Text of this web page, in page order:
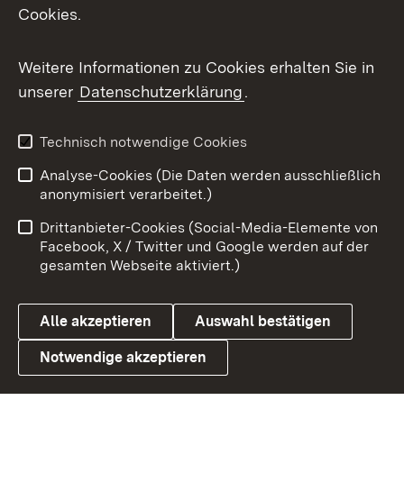
Messenger
Social Wall
X / Twitter
Youtube
Link zum Landesportal
Benutzungshinweise
Barrierefreiheit
Datenschutz
Cookies
Cookies.
Weitere Informationen zu Cookies erhalten Sie in
unserer Datenschutzerklärung.
Technisch notwendige Cookies
Analyse-Cookies (Die Daten werden ausschließlich
anonymisiert verarbeitet.)
Drittanbieter-Cookies (Social-Media-Elemente von
Facebook, X / Twitter und Google werden auf der
gesamten Webseite aktiviert.)
Alle akzeptieren Auswahl bestätigen
Notwendige akzeptieren